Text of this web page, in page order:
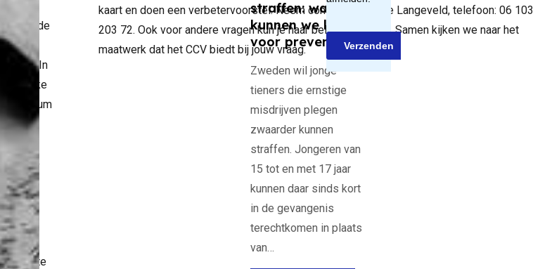
In
Janneke
scrum
dat je
gaat
om zo
te
Door
te
kaart en doen een verbetervoorstel. Neem contact op Nicole Langeveld, telefoon: 06 103
203 72. Ook voor andere vragen kun je haar bellen of mailen. Samen kijken we naar het
maatwerk dat het CCV biedt bij jouw vraag.
straffen: wat
kunnen we leren
voor preventie?
Zweden wil jonge
tieners die ernstige
misdrijven plegen
zwaarder kunnen
straffen. Jongeren van
15 tot en met 17 jaar
kunnen daar sinds kort
in de gevangenis
terechtkomen in plaats
van…